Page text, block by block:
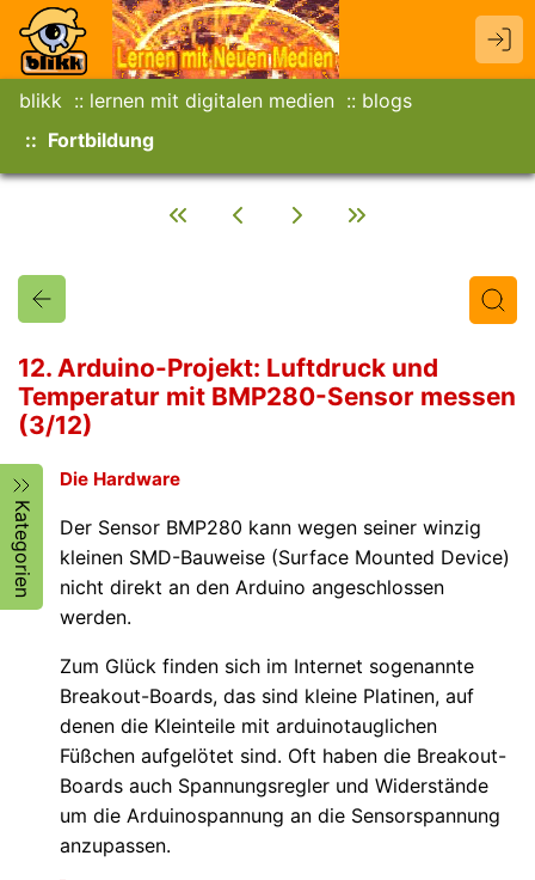
blikk lernen mit digitalen medien
blogs
Fortbildung
Titel
12. Arduino-Projekt: Luftdruck und
Temperatur mit BMP280-Sensor messen
(3/12)
Kategorien
Die Hardware
Der Sensor BMP280 kann wegen seiner winzig
kleinen SMD-Bauweise (Surface Mounted Device)
nicht direkt an den Arduino angeschlossen
werden.
Zum Glück finden sich im Internet sogenannte
Breakout-Boards, das sind kleine Platinen, auf
denen die Kleinteile mit arduinotauglichen
Füßchen aufgelötet sind. Oft haben die Breakout-
Boards auch Spannungsregler und Widerstände
um die Arduinospannung an die Sensorspannung
anzupassen.